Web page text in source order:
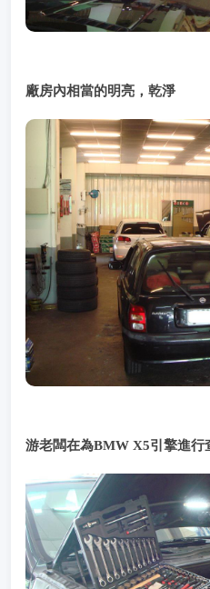
廠房內相當的明亮，乾淨
游老闆在為BMW X5引擎進行